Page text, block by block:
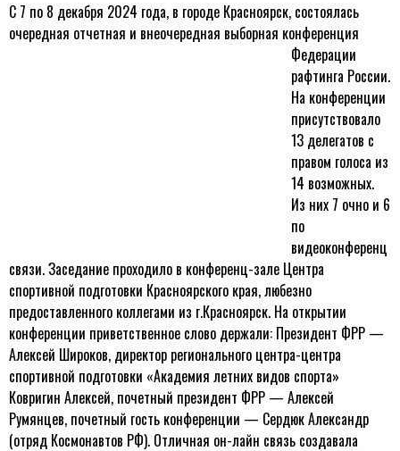
С 7 по 8 декабря 2024 года, в городе Красноярск, состоялась
очередная отчетная и внеочередная выборная конференция
Федерации
рафтинга России.
На конференции
присутствовало
13 делегатов с
правом голоса из
14 возможных.
Из них 7 очно и 6
по
видеоконференц
связи. Заседание проходило в конференц-зале Центра
спортивной подготовки Красноярского края, любезно
предоставленного коллегами из г.Красноярск. На открытии
конференции приветственное слово держали: Президент ФРР —
Алексей Широков, директор регионального центра-центра
спортивной подготовки «Академия летних видов спорта»
Ковригин Алексей, почетный президент ФРР — Алексей
Румянцев, почетный гость конференции — Сердюк Александр
(отряд Космонавтов РФ). Отличная он-лайн связь создавала